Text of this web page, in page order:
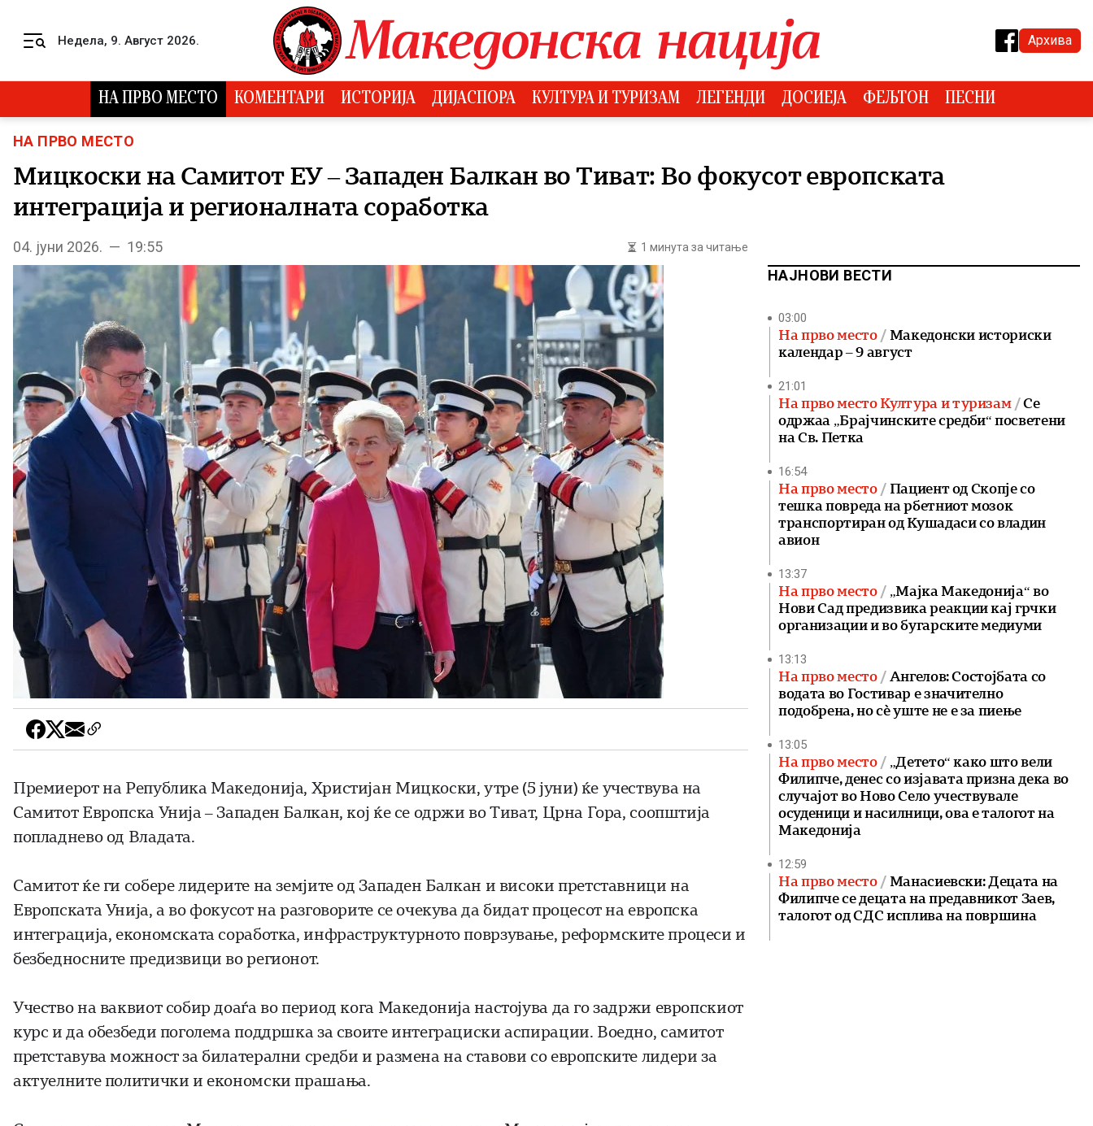
Недела, 9. Август 2026. Архива
НА ПРВО МЕСТО КОМЕНТАРИ ИСТОРИЈА ДИЈАСПОРА КУЛТУРА И ТУРИЗАМ ЛЕГЕНДИ ДОСИЕЈА ФЕЉТОН ПЕСНИ
НА ПРВО МЕСТО
Мицкоски на Самитот ЕУ – Западен Балкан во Тиват: Во фокусот европската
интеграција и регионалната соработка
04. јуни 2026. — 19:55 1 минута за читање
Премиерот на Република Македонија, Христијан Мицкоски, утре (5 јуни) ќе учествува на
Самитот Европска Унија – Западен Балкан, кој ќе се одржи во Тиват, Црна Гора, соопштија
попладнево од Владата.
Самитот ќе ги собере лидерите на земјите од Западен Балкан и високи претставници на
Европската Унија, а во фокусот на разговорите се очекува да бидат процесот на европска
интеграција, економската соработка, инфраструктурното поврзување, реформските процеси и
безбедносните предизвици во регионот.
Учество на ваквиот собир доаѓа во период кога Македонија настојува да го задржи европскиот
курс и да обезбеди поголема поддршка за своите интеграциски аспирации. Воедно, самитот
претставува можност за билатерални средби и размена на ставови со европските лидери за
актуелните политички и економски прашања.
НАЈНОВИ ВЕСТИ
03:00
На прво место
Македонски историски
календар – 9 август
21:01
На прво место Култура и туризам
Се
одржаа „Брајчинските средби“ посветени
на Св. Петка
16:54
На прво место
Пациент од Скопје со
тешка повреда на рбетниот мозок
транспортиран од Кушадаси со владин
авион
13:37
На прво место
„Мајка Македонија“ во
Нови Сад предизвика реакции кај грчки
организации и во бугарските медиуми
13:13
На прво место
Ангелов: Состојбата со
водата во Гостивар е значително
подобрена, но сè уште не е за пиење
13:05
На прво место
„Детето“ како што вели
Филипче, денес со изјавата призна дека во
случајот во Ново Село учествувале
осуденици и насилници, ова е талогот на
Македонија
12:59
На прво место
Манасиевски: Децата на
Филипче се децата на предавникот Заев,
талогот од СДС исплива на површина